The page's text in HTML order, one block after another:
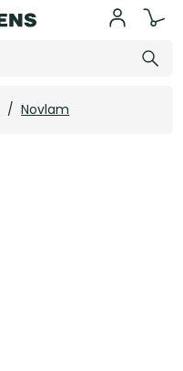
/ Novlam